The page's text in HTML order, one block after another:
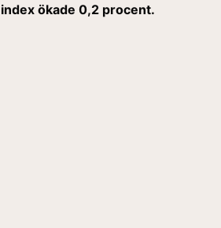
index ökade 0,2 procent.